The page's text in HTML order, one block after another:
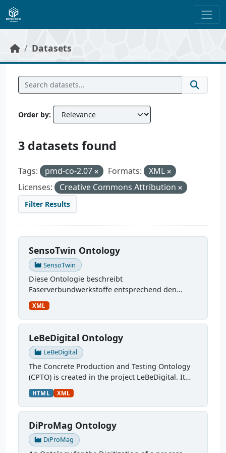
Skip to main content
Datasets
Order by
3 datasets found
Tags: pmd-co-2.07 Formats:
XML
Licenses:
Creative Commons Attribution
Filter Results
SensoTwin Ontology
SensoTwin
Diese Ontologie beschreibt
Faserverbundwerkstoffe entsprechend den
Anforderungen im Projekt SensoTwin, sie ist
weiterhin in Entwicklung. Sie kümmert sich um:
verwendete Materialien,...
XML
LeBeDigital Ontology
LeBeDigital
The Concrete Production and Testing Ontology
(CPTO) is created in the project LeBeDigital. It
describes the production chain of concrete,
starting with the mix design through curing and
testing. It...
HTML XML
DiProMag Ontology
DiProMag